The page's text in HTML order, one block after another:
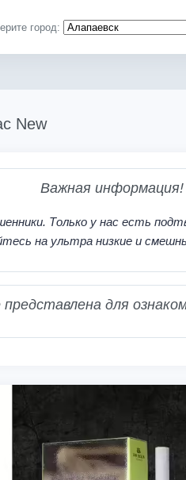
город:
New
Важная информация!
Только у нас есть
на ультра низкие и
для